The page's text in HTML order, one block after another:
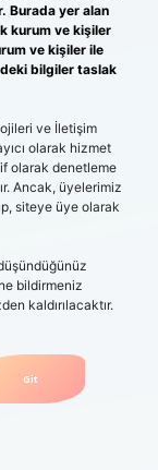
Burada yer alan
kurum ve kişiler
ve kişiler ile
bilgiler taslak
ve İletişim
olarak hizmet
olarak denetleme
Ancak, üyelerimiz
siteye üye olarak
bildirmeniz
kaldırılacaktır.